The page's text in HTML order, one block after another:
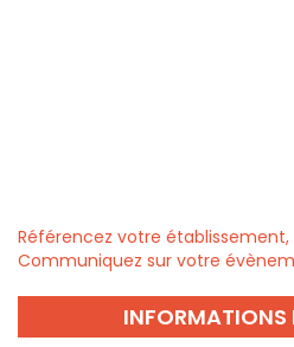
Référencez votre établissement,
Communiquez sur votre
INFORMATIONS